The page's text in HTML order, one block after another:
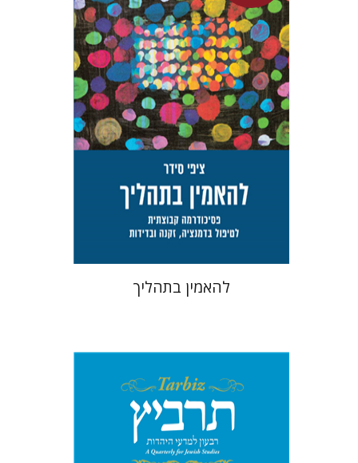
ציפי סידר
טלי סידר
מחיר השקה
$42
$29
להאמין בתהליך
מיכאל סיגל יהונתן גארב